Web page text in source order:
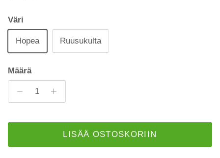
Väri
Hopea Ruusukulta
Määrä
LISÄÄ OSTOSKORIIN